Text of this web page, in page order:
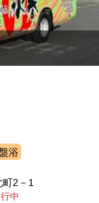
浴
2－1
中